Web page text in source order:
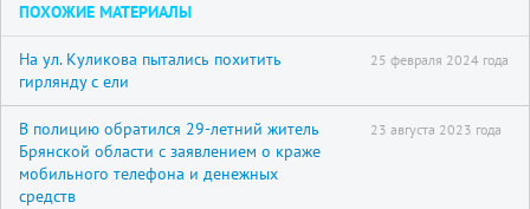
ПОХОЖИЕ МАТЕРИАЛЫ
На ул. Куликова пытались похитить
гирлянду с ели
25 февраля 2024 года
В полицию обратился 29-летний житель
Брянской области с заявлением о краже
мобильного телефона и денежных
средств
23 августа 2023 года